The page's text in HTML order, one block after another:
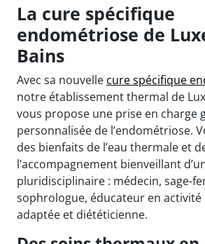
La cure spécifique
endométriose de
Bains
Avec sa nouvelle cure spécifique
notre établissement thermal de
vous propose une prise en charge
personnalisée de l’endométriose.
des bienfaits de l’eau thermale et
l’accompagnement bienveillant
pluridisciplinaire : médecin, sage-
sophrologue, éducateur en activité
adaptée et diététicienne.